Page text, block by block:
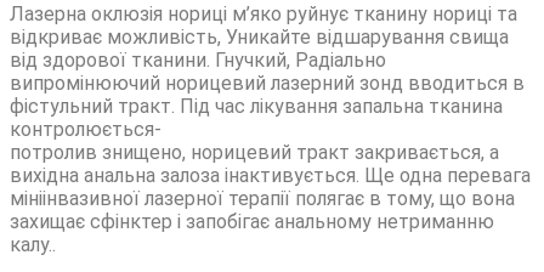
Лазерна оклюзія нориці м’яко руйнує тканину нориці та
відкриває можливість, Уникайте відшарування свища
від здорової тканини. Гнучкий, Радіально
випромінюючий норицевий лазерний зонд вводиться в
фістульний тракт. Під час лікування запальна тканина
контролюється-
потролив знищено, норицевий тракт закривається, а
вихідна анальна залоза інактивується. Ще одна перевага
мініінвазивної лазерної терапії полягає в тому, що вона
захищає сфінктер і запобігає анальному нетриманню
калу..